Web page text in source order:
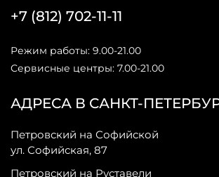
АДРЕСА В САНКТ-
Петровский на Софийской
ул. Софийская, 87
Петровский на Руставели
+7 (812) 702-11-11
Режим работы: 9.00-21.00
Сервисные центры: 7.00-21.00